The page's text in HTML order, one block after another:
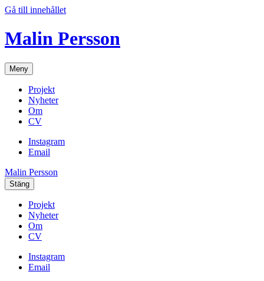
Gå till innehållet
Malin Persson
Meny
Projekt
Nyheter
Om
CV
Instagram
Email
Malin Persson
Stäng
Projekt
Nyheter
Om
CV
Instagram
Email